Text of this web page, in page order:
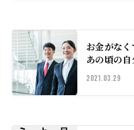
お金がな
あの頃の自
2021.03.29